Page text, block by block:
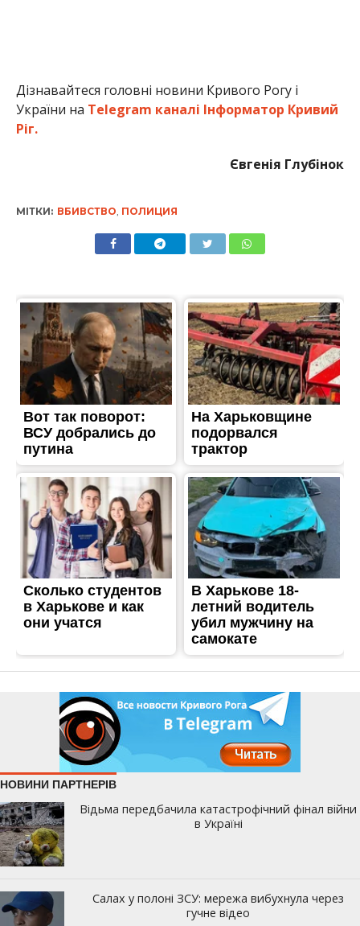
Дізнавайтеся головні новини Кривого Рогу і
України на Telegram каналі Інформатор Кривий
Ріг.
Євгенія Глубінок
МІТКИ: ВБИВСТВО, ПОЛИЦИЯ